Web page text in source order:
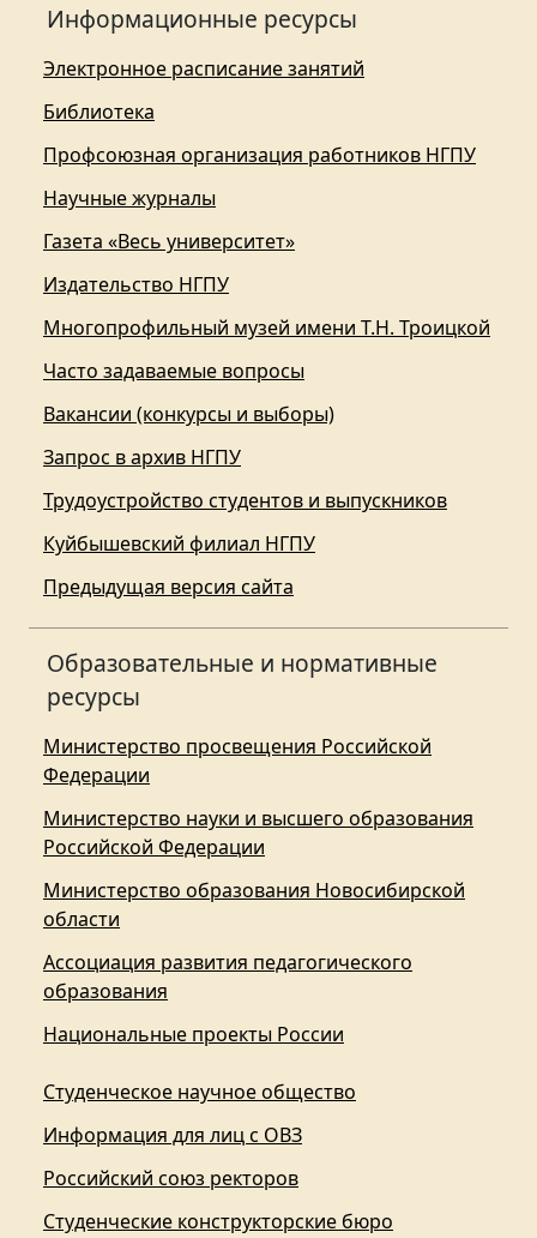
Информационные ресурсы
Электронное расписание занятий
Библиотека
Профсоюзная организация работников НГПУ
Научные журналы
Газета «Весь университет»
Издательство НГПУ
Многопрофильный музей имени Т.Н. Троицкой
Часто задаваемые вопросы
Вакансии (конкурсы и выборы)
Запрос в архив НГПУ
Трудоустройство студентов и выпускников
Куйбышевский филиал НГПУ
Предыдущая версия сайта
Образовательные и нормативные
ресурсы
Министерство просвещения Российской
Федерации
Министерство науки и высшего образования
Российской Федерации
Министерство образования Новосибирской
области
Ассоциация развития педагогического
образования
Национальные проекты России
Студенческое научное общество
Информация для лиц с ОВЗ
Российский союз ректоров
Студенческие конструкторские бюро